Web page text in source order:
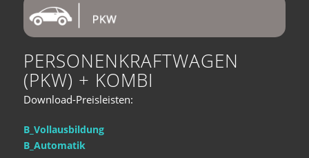
PERSONENKRAFTWAGEN
(PKW) + KOMBI
Download-Preisleisten:
B_Vollausbildung
B_Automatik